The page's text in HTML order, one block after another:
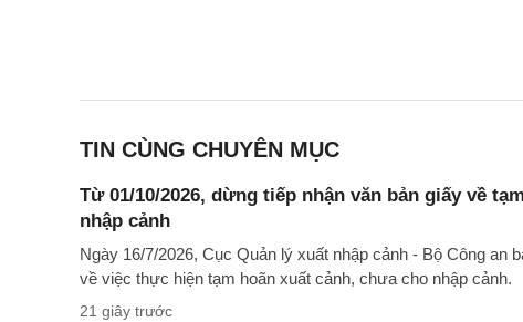
TIN CÙNG CHUYÊN MỤC
Từ 01/10/2026, dừng tiếp nhận văn bản giấy về
nhập cảnh
Ngày 16/7/2026, Cục Quản lý xuất nhập cảnh - Bộ Công an
về việc thực hiện tạm hoãn xuất cảnh, chưa cho nhập cảnh.
21 giây trước